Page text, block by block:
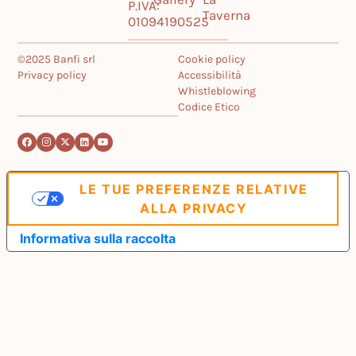
P.IVA:
01094190525Taverna
©2025 Banfi srl
Privacy policy
Cookie policy
Accessibilità
Whistleblowing
Codice Etico
Informativa sulla raccolta
LE TUE PREFERENZE RELATIVE
ALLA PRIVACY